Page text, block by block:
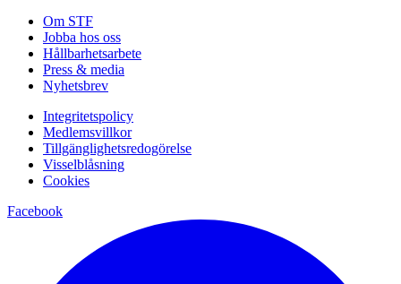
Om STF
Jobba hos oss
Hållbarhetsarbete
Press & media
Nyhetsbrev
Integritetspolicy
Medlemsvillkor
Tillgänglighetsredogörelse
Visselblåsning
Cookies
Facebook